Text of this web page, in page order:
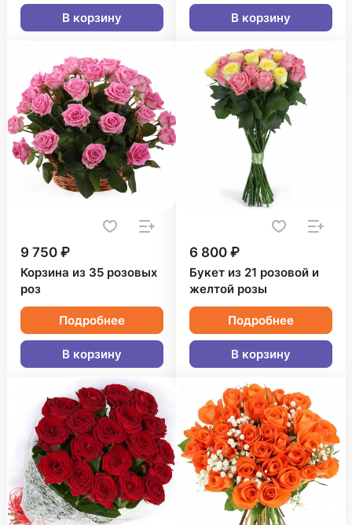
В корзину В корзину
9 750 ₽
Корзина из 35 розовых
роз
Подробнее
В корзину
6 800 ₽
Букет из 21 розовой и
желтой розы
Подробнее
В корзину